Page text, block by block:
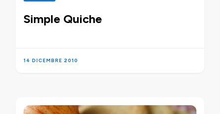
Simple Quiche
14 DICEMBRE 2010